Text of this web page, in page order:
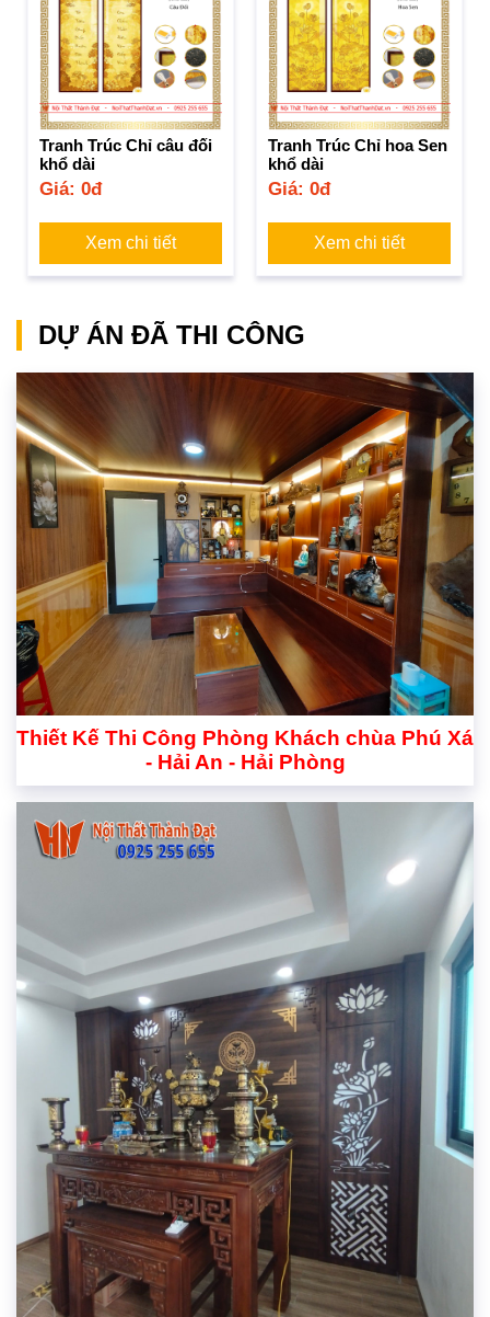
Tranh Trúc Chỉ câu đối
khổ dài
Giá: 0đ
Xem chi tiết
Tranh Trúc Chỉ hoa Sen
khổ dài
Giá: 0đ
Xem chi tiết
DỰ ÁN ĐÃ THI CÔNG
Thiết Kế Thi Công Phòng Khách chùa Phú Xá
- Hải An - Hải Phòng